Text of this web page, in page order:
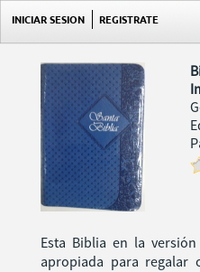
INICIAR SESION REGISTRATE
Esta Biblia en la
apropiada para